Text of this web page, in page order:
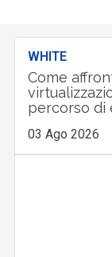
WHITE
Come
percorso di
03 Ago 2026